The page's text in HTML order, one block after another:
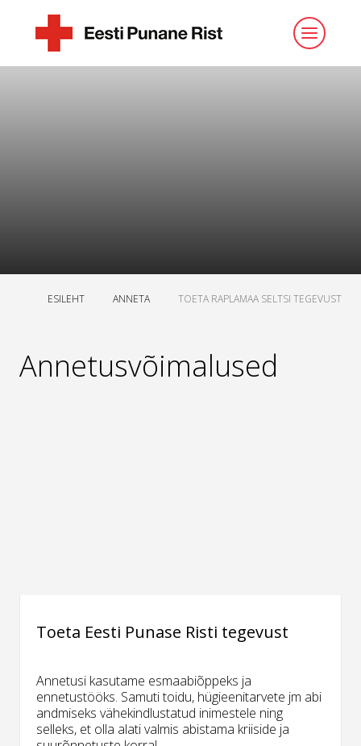
ESILEHT ANNETA TOETA RAPLAMAA SELTSI TEGEVUST
Annetusvõimalused
Toeta Eesti Punase Risti tegevust
Annetusi kasutame esmaabiõppeks ja
ennetustööks. Samuti toidu, hügieenitarvete jm abi
andmiseks vähekindlustatud inimestele ning
selleks, et olla alati valmis abistama kriiside ja